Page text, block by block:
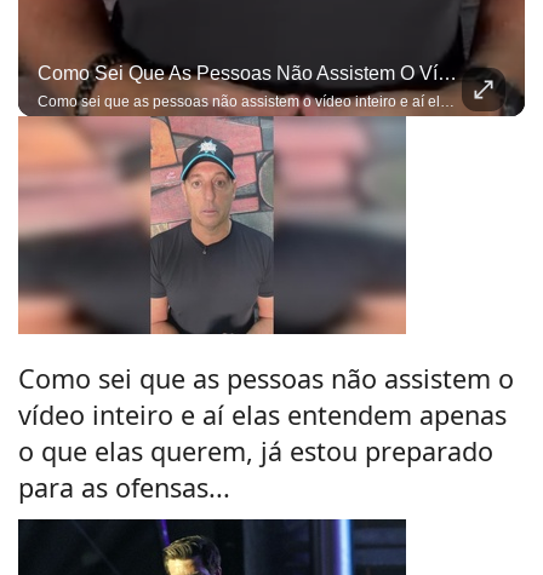
Como Sei Que As Pessoas Não Assistem O Vídeo Inteiro E Aí Elas Entendem Apenas O Que Elas Querem, Já Estou Preparado Para As Ofensas...
Como sei que as pessoas não assistem o vídeo inteiro e aí elas entendem apenas o que elas querem, já estou preparado para as ofensas e bobagens do gênero...
Como sei que as pessoas não assistem o
vídeo inteiro e aí elas entendem apenas
o que elas querem, já estou preparado
para as ofensas...